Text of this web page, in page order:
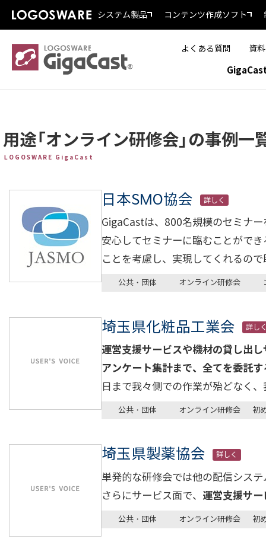
システム製品 コンテンツ作成ソフト
よくある質問 資
用途「オンライン研修会」の事例一
LOGOSWARE GigaCast
日本SMO協会 詳しく
GigaCastは、800名規模のセミナ
安心してセミナーに臨むことがで
ことを考慮し、実現してくれるの
公共・団体 オンライン研修会
埼玉県化粧品工業会 詳し
運営支援サービスや機材の貸し出
アンケート集計まで、全てを委託
日まで我々側での作業が殆どなく
公共・団体 オンライン研修会 初
埼玉県製薬協会 詳しく
単発的な研修会では他の配信シス
さらにサービス面で、 運営支援サ
公共・団体 オンライン研修会 初